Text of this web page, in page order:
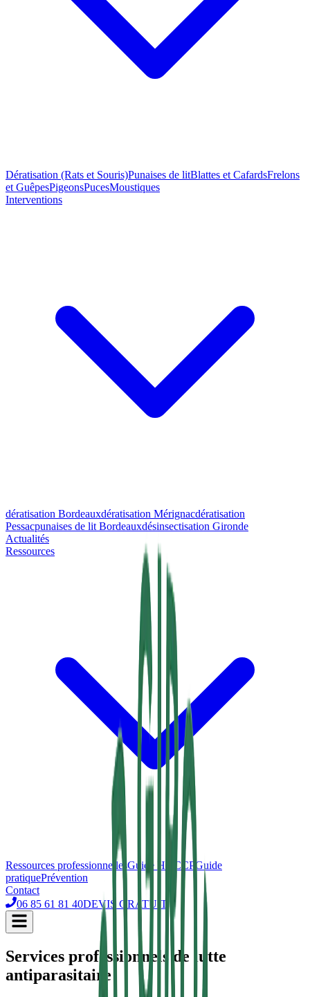
Dératisation (Rats et Souris)Punaises de litBlattes et CafardsFrelons
et GuêpesPigeonsPucesMoustiques
Interventions
dératisation Bordeauxdératisation Mérignacdératisation
Pessacpunaises de lit Bordeauxdésinsectisation Gironde
Actualités
Ressources
Ressources professionnellesGuide HACCP Guide
pratiquePrévention
Contact
06 85 61 81 40DEVIS GRATUIT
Services professionnels de lutte
antiparasitaire